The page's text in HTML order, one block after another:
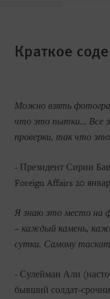
Краткое
Можно взять
что это пытки… Все
проверки, так что
- Президент Сирии
Foreign Affairs 20
Я знаю это место на
– каждый камень,
сутки. Самому
- Сулейман Али
бывший солдат-